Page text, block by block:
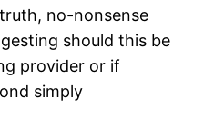
no-nonsense
should this be
provider or if
simply